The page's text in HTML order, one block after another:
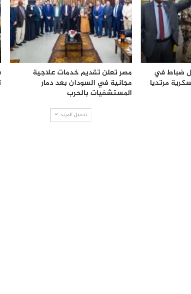
ضباط في
مرتديا
مصر تعلن تقديم خدمات علاجية
مجانية في السودان بعد دمار
المستشفيات بالحرب
تحميل المزيد